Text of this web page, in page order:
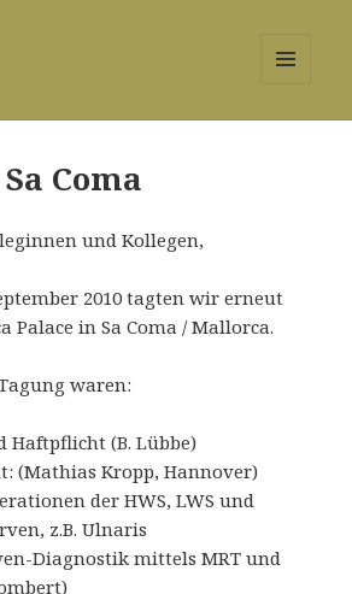
Coma
und Kollegen,
2010 tagten wir erneut
Palace in Sa Coma / Mallorca.
waren:
Haftpflicht (B. Lübbe)
(Mathias Kropp, Hannover)
der HWS, LWS und
z.B. Ulnaris
Diagnostik mittels MRT und